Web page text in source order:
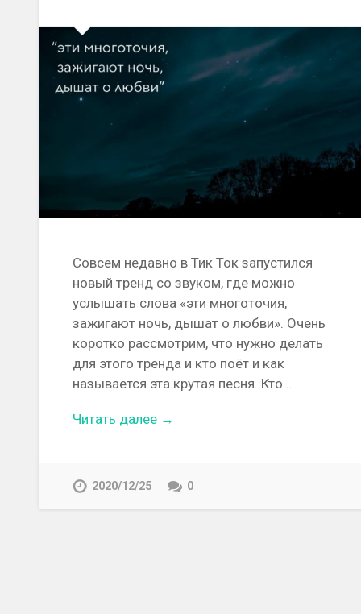
Совсем недавно в Тик Ток запустился
новый тренд со звуком, где можно
услышать слова «эти многоточия,
зажигают ночь, дышат о любви». Очень
коротко рассмотрим, что нужно делать
для этого тренда и кто поёт и как
называется эта крутая песня. Кто…
Читать далее →
2020/12/25 0